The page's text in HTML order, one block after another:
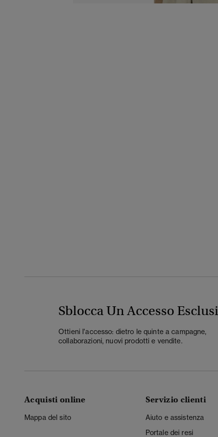
Sblocca Un Accesso
Ottieni l'accesso: dietro le quinte a campagne,
collaborazioni, nuovi prodotti e vendite.
Acquisti online
Mappa del sito
Servizio clienti
Aiuto e assistenza
Portale dei resi